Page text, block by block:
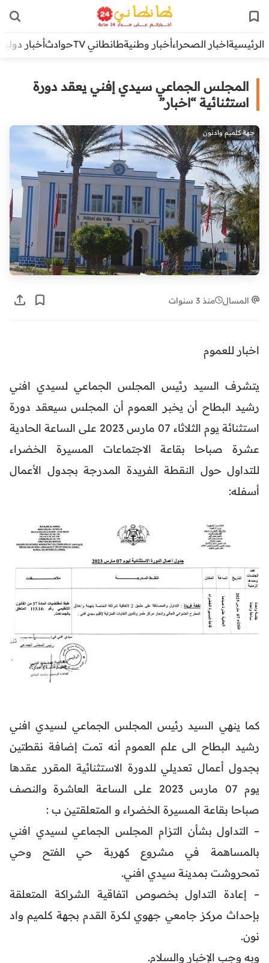
الرئيسيةاخبار الصحراءأخبار وطنيةطانطاني TV حوادثأخبار دولية
المجلس الجماعي سيدي إفني يعقد دورة
استثنائية “اخبار”
جهة كلميم وادنون
المسال منذ 3 سنوات
اخبار للعموم
يتشرف السيد رئيس المجلس الجماعي لسيدي افني
رشيد البطاح أن يخبر العموم أن المجلس سيعقد دورة
استثنائة يوم الثلاثاء 07 مارس 2023 على الساعة الحادية
عشرة صباحا بقاعة الاجتماعات المسيرة الخضراء
للتداول حول النقطة الفريدة المدرجة بجدول الأعمال
أسفله:
كما ينهي السيد رئيس المجلس الجماعي لسيدي افني
رشيد البطاح الى علم العموم أنه تمت إضافة نقطتين
بجدول أعمال تعديلي للدورة الاستثنائية المقرر عقدها
يوم 07 مارس 2023 على الساعة العاشرة والنصف
صباحا بقاعة المسيرة الخضراء و المتعلقتين ب :
– التداول بشأن التزام المجلس الجماعي لسيدي افني
بالمساهمة في مشروع كهربة حي الفتح وحي
تمحروشت بمدينة سيدي افني.
– إعادة التداول بخصوص اتفاقية الشراكة المتعلقة
بإحداث مركز جامعي جهوي لكرة القدم بجهة كلميم واد
نون.
وبه وجب الإخبار والسلام.